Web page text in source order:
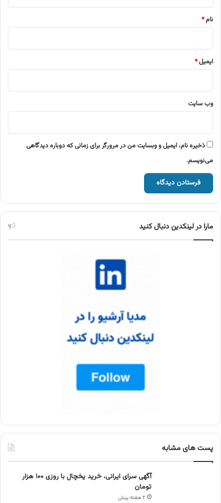
نام*
ایمیل*
وب‌ سایت
ذخیره نام، ایمیل و وبسایت من در مرورگر برای زمانی که دوباره دیدگاهی
می‌نویسم.
مارا در لینکدین دنبال کنید
پست های مشابه
آگهی سرای ایرانی، خرید یخچال با روزی ۱۰۰ هزار
تومان
۲ هفته پیش